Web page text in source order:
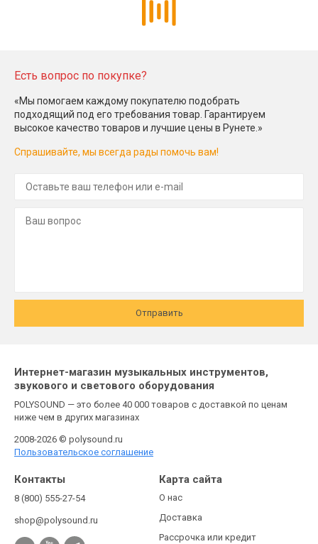
Есть вопрос по покупке?
«Мы помогаем каждому покупателю подобрать
подходящий под его требования товар. Гарантируем
высокое качество товаров и лучшие цены в Рунете.»
Спрашивайте, мы всегда рады помочь вам!
Отправить
Интернет-магазин музыкальных инструментов,
звукового и светового оборудования
POLYSOUND — это более 40 000 товаров с доставкой по ценам
ниже чем в других магазинах
2008-2026 © polysound.ru
Пользовательское соглашение
Контакты
8 (800) 555-27-54
shop@polysound.ru
Карта сайта
О нас
Доставка
Рассрочка или кредит